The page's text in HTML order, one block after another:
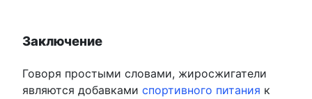
Заключение
Говоря простыми словами, жиросжигатели
являются добавками спортивного питания к